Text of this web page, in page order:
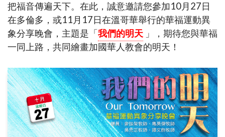
把福音傳遍天下。在此，誠意邀請您參加10月27日
在多倫多，或11月17日在溫哥華舉行的華福運動異
象分享晚會，主題是「我們的明天」，期待您與華福
一同上路，共同繪畫加國華人教會的明天！